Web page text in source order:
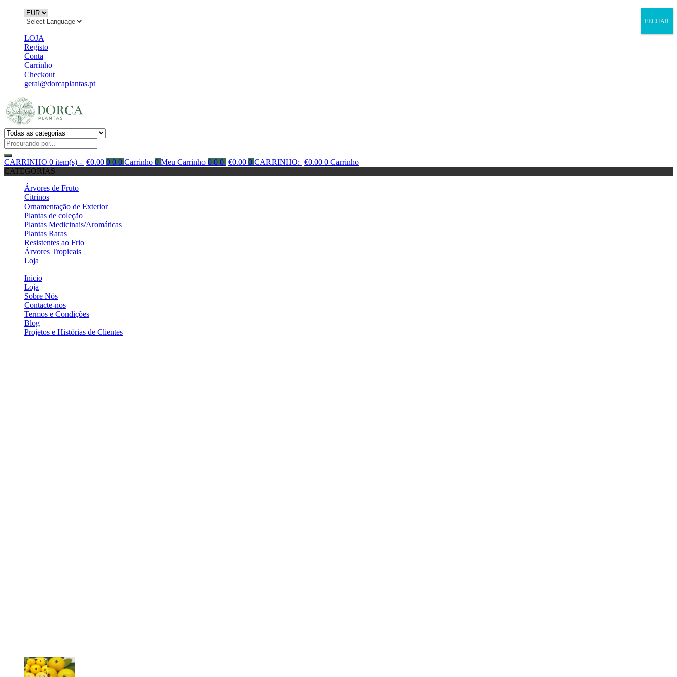
LOJA
Registo
Conta
Carrinho
Checkout
geral@dorcaplantas.pt
CARRINHO 0 item(s) - €0.00 0 0 0 Carrinho 0 Meu Carrinho 0 0 0 €0.00 0 CARRINHO: €0.00 0 Carrinho
CATEGORIAS
Árvores de Fruto
Citrinos
Ornamentação de Exterior
Plantas de coleção
Plantas Medicinais/Aromáticas
Plantas Raras
Resistentes ao Frio
Árvores Tropicais
Loja
Inicio
Loja
Sobre Nós
Contacte-nos
Termos e Condições
Blog
Projetos e Histórias de Clientes
FECHAR